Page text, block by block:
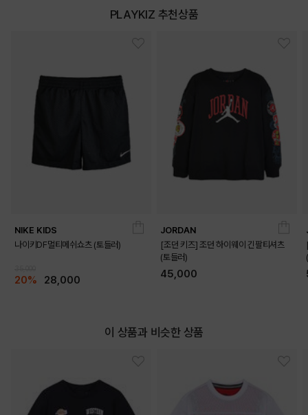
DETAILS
PLAYKIZ 추천상품
NIKE KIDS
나이키DF멀티메쉬쇼츠 (토들러)
20% 28,000
JORDAN
[조던 키즈] 조던 하이웨이 긴팔티셔츠
(토들러)
45,000
이 상품과 비슷한 상품